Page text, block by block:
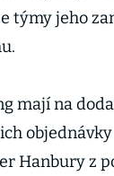
týmy jeho
mají na
Hanbury z